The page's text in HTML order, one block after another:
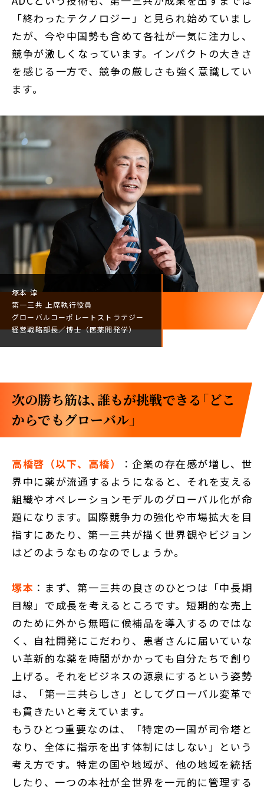
「終わったテクノロジー」と見られ始めていまし
たが、今や中国勢も含めて各社が一気に注力し、
競争が激しくなっています。インパクトの大きさ
を感じる一方で、競争の厳しさも強く意識してい
ます。
塚本 淳
第一三共 上席執行役員
グローバルコーポレート ストラテジー
経営戦略部長／博士（医薬開発学）
次の勝ち筋は、誰もが挑戦できる「どこ
からでもグローバル」
高橋啓（以下、高橋）
：企業の存在感が増し、世
界中に薬が流通するようになると、それを支える
組織やオペレーションモデルのグローバル化が命
題になります。国際競争力の強化や市場拡大を目
指すにあたり、第一三共が描く世界観やビジョン
はどのようなものなのでしょうか。
塚本 ：まず、第一三共の良さのひとつは「中長期
目線」で成長を考えるところです。短期的な売上
のために外から無暗に候補品を導入するのではな
く、自社開発にこだわり、患者さんに届いていな
い革新的な薬を時間がかかっても自分たちで創り
上げる。それをビジネスの源泉にするという姿勢
は、「第一三共らしさ」としてグローバル変革で
も貫きたいと考えています。
もうひとつ重要なのは、「特定の一国が司令塔と
なり、全体に指示を出す体制にはしない」という
考え方です。特定の国や地域が、他の地域を統括
したり、一つの本社が全世界を一元的に管理する